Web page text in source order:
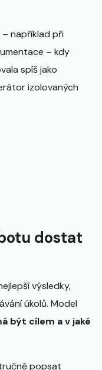
– například při
– kdy
spíš jako
izolovaných
dostat
výsledky,
úkolů. Model
být cílem a v jaké
popsat